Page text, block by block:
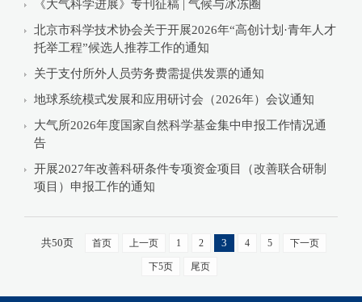
《大气科学进展》专刊征稿 | 气候与冰冻圈
北京市科学技术协会关于开展2026年“高创计划·青年人才
托举工程”候选人推荐工作的通知
关于支付所外人员劳务费需提供发票的通知
地球系统模式发展和应用研讨会（2026年）会议通知
大气所2026年度国家自然科学基金集中申报工作情况通
告
开展2027年改善科研条件专项资金项目（改善联合研制
项目）申报工作的通知
共50页 首页 上一页 1 2 3 4 5 下一页
下5页 尾页